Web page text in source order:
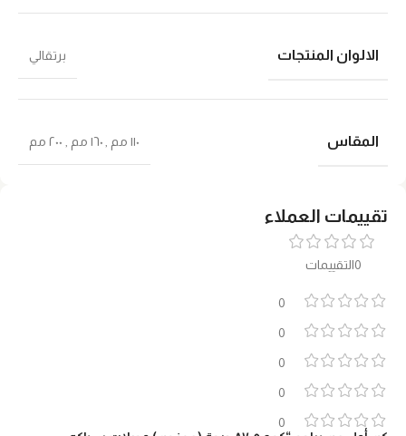
تقييمات العملاء
0التقييمات
0
0
0
0
0
الالوان المنتجات برتقالي
المقاس ١١٠ مم ١٦٠ مم ٢٠٠ مم